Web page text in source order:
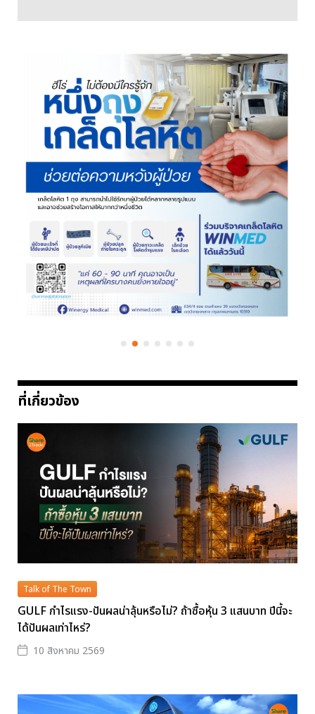
ที่เกี่ยวข้อง
Talk of The Town
GULF กำไรแรง-ปันผลน่าลุ้นหรือไม่? ถ้าซื้อหุ้น 3 แสนบาท ปีนี้จะ
ได้ปันผลเท่าไหร่?
10 สิงหาคม 2569